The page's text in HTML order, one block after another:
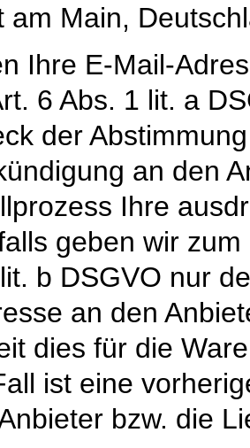
am Main,
Ihre E-Mail-
6 Abs. 1 lit. a
der
an den
Ihre
geben wir
b DSGVO nur
an den
dies für die
ist eine
bzw. die